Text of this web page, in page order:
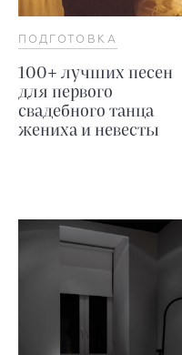
ПОДГОТОВКА
100+ лучших песен
для первого
свадебного танца
жениха и невесты